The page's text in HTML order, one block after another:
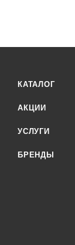
КАТАЛОГ
АКЦИИ
УСЛУГИ
БРЕНДЫ